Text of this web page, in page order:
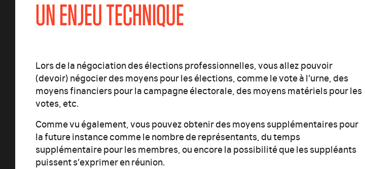
UN ENJEU TECHNIQUE
Lors de la négociation des élections professionnelles, vous allez pouvoir
(devoir) négocier des moyens pour les élections, comme le vote à l’urne, des
moyens financiers pour la campagne électorale, des moyens matériels pour les
votes, etc.
Comme vu également, vous pouvez obtenir des moyens supplémentaires pour
la future instance comme le nombre de représentants, du temps
supplémentaire pour les membres, ou encore la possibilité que les suppléants
puissent s’exprimer en réunion.